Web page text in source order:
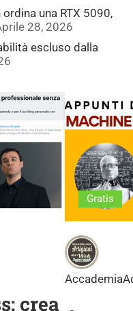
una RTX 5090,
28, 2026
escluso dalla
crea
Gratis